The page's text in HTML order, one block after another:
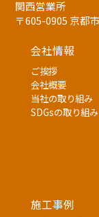
関西営業所
〒605-0905 京都
会社情報
ご挨拶
会社概要
当社の取り組み
SDGsの取り組み
施工事例